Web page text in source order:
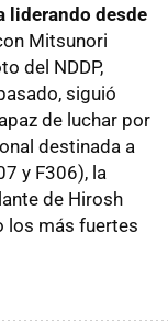
liderando desde
Mitsunori
del NDDP,
siguió
de luchar por
destinada a
y F306), la
de Hirosh
los más fuertes